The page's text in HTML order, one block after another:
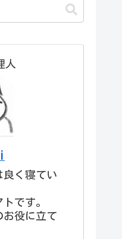
人
良く寝てい
です。
お役に立て